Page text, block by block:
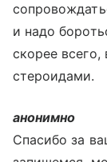
и надо
скорее
стероидами.
анонимно
Спасибо за